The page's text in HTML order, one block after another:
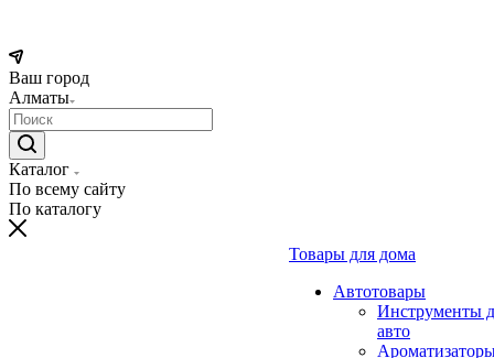
Ваш город
Алматы
Каталог
По всему сайту
По каталогу
Товары для дома
Автотовары
Инструменты
авто